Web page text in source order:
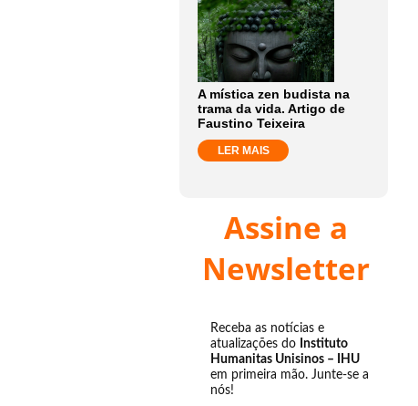
A mística zen budista na
trama da vida. Artigo de
Faustino Teixeira
LER MAIS
Assine a
Newsletter
Receba as notícias e
atualizações do Instituto
Humanitas Unisinos – IHU
em primeira mão. Junte-se a
nós!